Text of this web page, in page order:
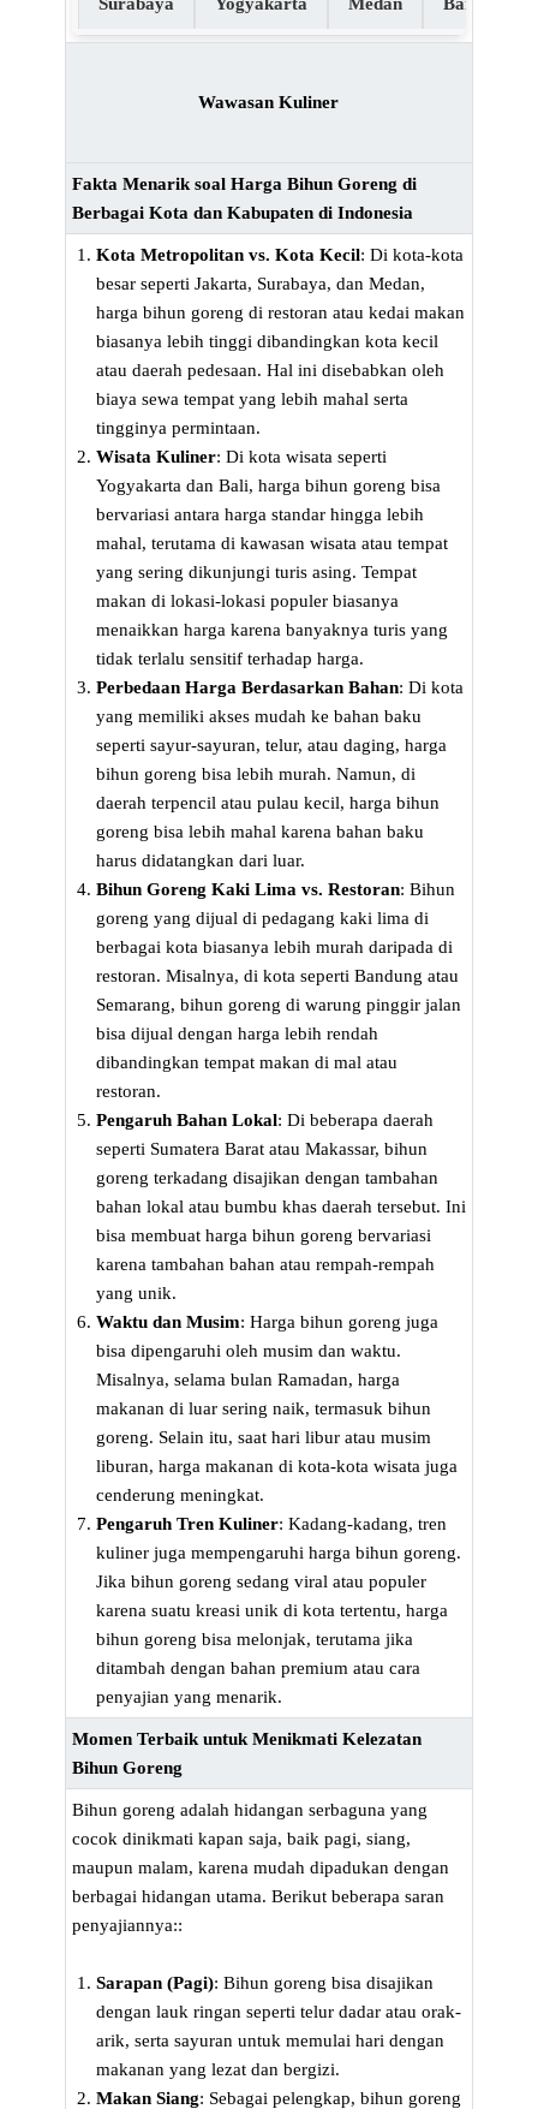
Wawasan Kuliner
Fakta Menarik soal Harga Bihun Goreng di
Berbagai Kota dan Kabupaten di Indonesia
Kota Metropolitan vs. Kota Kecil: Di kota-kota
besar seperti Jakarta, Surabaya, dan Medan,
harga bihun goreng di restoran atau kedai makan
biasanya lebih tinggi dibandingkan kota kecil
atau daerah pedesaan. Hal ini disebabkan oleh
biaya sewa tempat yang lebih mahal serta
tingginya permintaan.
Wisata Kuliner: Di kota wisata seperti
Yogyakarta dan Bali, harga bihun goreng bisa
bervariasi antara harga standar hingga lebih
mahal, terutama di kawasan wisata atau tempat
yang sering dikunjungi turis asing. Tempat
makan di lokasi-lokasi populer biasanya
menaikkan harga karena banyaknya turis yang
tidak terlalu sensitif terhadap harga.
Perbedaan Harga Berdasarkan Bahan: Di kota
yang memiliki akses mudah ke bahan baku
seperti sayur-sayuran, telur, atau daging, harga
bihun goreng bisa lebih murah. Namun, di
daerah terpencil atau pulau kecil, harga bihun
goreng bisa lebih mahal karena bahan baku
harus didatangkan dari luar.
Bihun Goreng Kaki Lima vs. Restoran: Bihun
goreng yang dijual di pedagang kaki lima di
berbagai kota biasanya lebih murah daripada di
restoran. Misalnya, di kota seperti Bandung atau
Semarang, bihun goreng di warung pinggir jalan
bisa dijual dengan harga lebih rendah
dibandingkan tempat makan di mal atau
restoran.
Pengaruh Bahan Lokal: Di beberapa daerah
seperti Sumatera Barat atau Makassar, bihun
goreng terkadang disajikan dengan tambahan
bahan lokal atau bumbu khas daerah tersebut. Ini
bisa membuat harga bihun goreng bervariasi
karena tambahan bahan atau rempah-rempah
yang unik.
Waktu dan Musim: Harga bihun goreng juga
bisa dipengaruhi oleh musim dan waktu.
Misalnya, selama bulan Ramadan, harga
makanan di luar sering naik, termasuk bihun
goreng. Selain itu, saat hari libur atau musim
liburan, harga makanan di kota-kota wisata juga
cenderung meningkat.
Pengaruh Tren Kuliner: Kadang-kadang, tren
kuliner juga mempengaruhi harga bihun goreng.
Jika bihun goreng sedang viral atau populer
karena suatu kreasi unik di kota tertentu, harga
bihun goreng bisa melonjak, terutama jika
ditambah dengan bahan premium atau cara
penyajian yang menarik.
Momen Terbaik untuk Menikmati Kelezatan
Bihun Goreng
Bihun goreng adalah hidangan serbaguna yang
cocok dinikmati kapan saja, baik pagi, siang,
maupun malam, karena mudah dipadukan dengan
berbagai hidangan utama. Berikut beberapa saran
penyajiannya::
Sarapan (Pagi): Bihun goreng bisa disajikan
dengan lauk ringan seperti telur dadar atau orak-
arik, serta sayuran untuk memulai hari dengan
makanan yang lezat dan bergizi.
Makan Siang: Sebagai pelengkap, bihun goreng